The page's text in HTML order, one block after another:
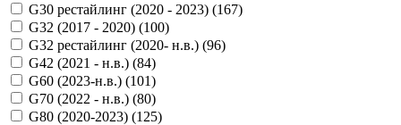
G30 рестайлинг (2020 - 2023) (167)
G32 (2017 - 2020) (100)
G32 рестайлинг (2020- н.в.) (96)
G42 (2021 - н.в.) (84)
G60 (2023-н.в.) (101)
G70 (2022 - н.в.) (80)
G80 (2020-2023) (125)